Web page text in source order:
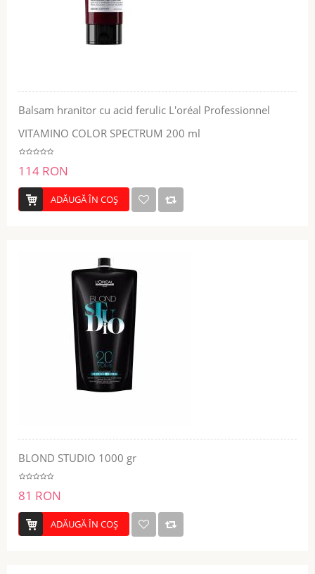
Balsam hranitor cu acid ferulic L'oréal Professionnel
VITAMINO COLOR SPECTRUM 200 ml
114 RON
ADĂUGĂ ÎN COŞ
BLOND STUDIO 1000 gr
81 RON
ADĂUGĂ ÎN COŞ